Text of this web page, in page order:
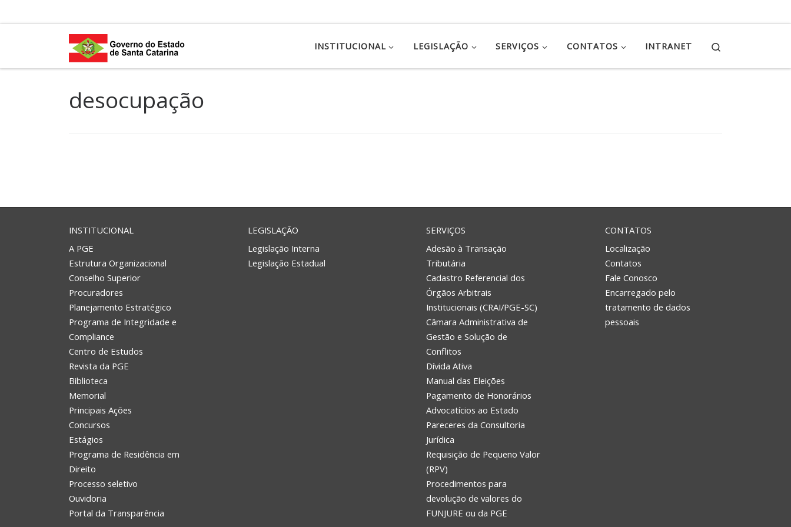
INSTITUCIONAL LEGISLAÇÃO SERVIÇOS CONTATOS INTRANET
desocupação
INSTITUCIONAL
A PGE
Estrutura Organizacional
Conselho Superior
Procuradores
Planejamento Estratégico
Programa de Integridade e
Compliance
Centro de Estudos
Revista da PGE
Biblioteca
Memorial
Principais Ações
Concursos
Estágios
Programa de Residência em
Direito
Processo seletivo
Ouvidoria
Portal da Transparência
LEGISLAÇÃO
Legislação Interna
Legislação Estadual
SERVIÇOS
Adesão à Transação
Tributária
Cadastro Referencial dos
Órgãos Arbitrais
Institucionais (CRAI/PGE-SC)
Câmara Administrativa de
Gestão e Solução de
Conflitos
Dívida Ativa
Manual das Eleições
Pagamento de Honorários
Advocatícios ao Estado
Pareceres da Consultoria
Jurídica
Requisição de Pequeno Valor
(RPV)
Procedimentos para
devolução de valores do
FUNJURE ou da PGE
CONTATOS
Localização
Contatos
Fale Conosco
Encarregado pelo
tratamento de dados
pessoais